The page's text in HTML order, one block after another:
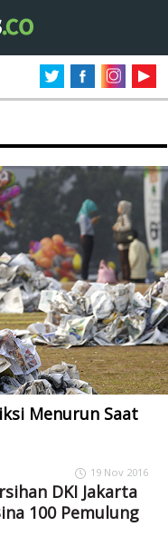
Menurun Saat
19 Nov 2016
DKI Jakarta
100 Pemulung